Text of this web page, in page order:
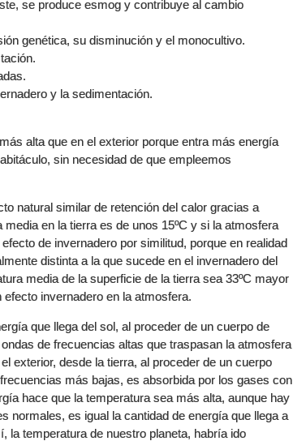
se produce esmog y contribuye al cambio
genética, su disminución y el monocultivo.
y la sedimentación.
alta que en el exterior porque entra más energía
sin necesidad de que empleemos
natural similar de retención del calor gracias a
en la tierra es de unos 15ºC y si la atmosfera
de invernadero por similitud, porque en realidad
distinta a la que sucede en el invernadero del
media de la superficie de la tierra sea 33ºC mayor
invernadero en la atmosfera.
que llega del sol, al proceder de un cuerpo de
de frecuencias altas que traspasan la atmosfera
exterior, desde la tierra, al proceder de un cuerpo
más bajas, es absorbida por los gases con
hace que la temperatura sea más alta, aunque hay
normales, es igual la cantidad de energía que llega a
la temperatura de nuestro planeta, habría ido